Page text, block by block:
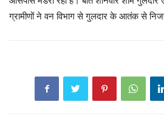
ग्रामीणों ने वन विभाग से गुलदार के आतंक से